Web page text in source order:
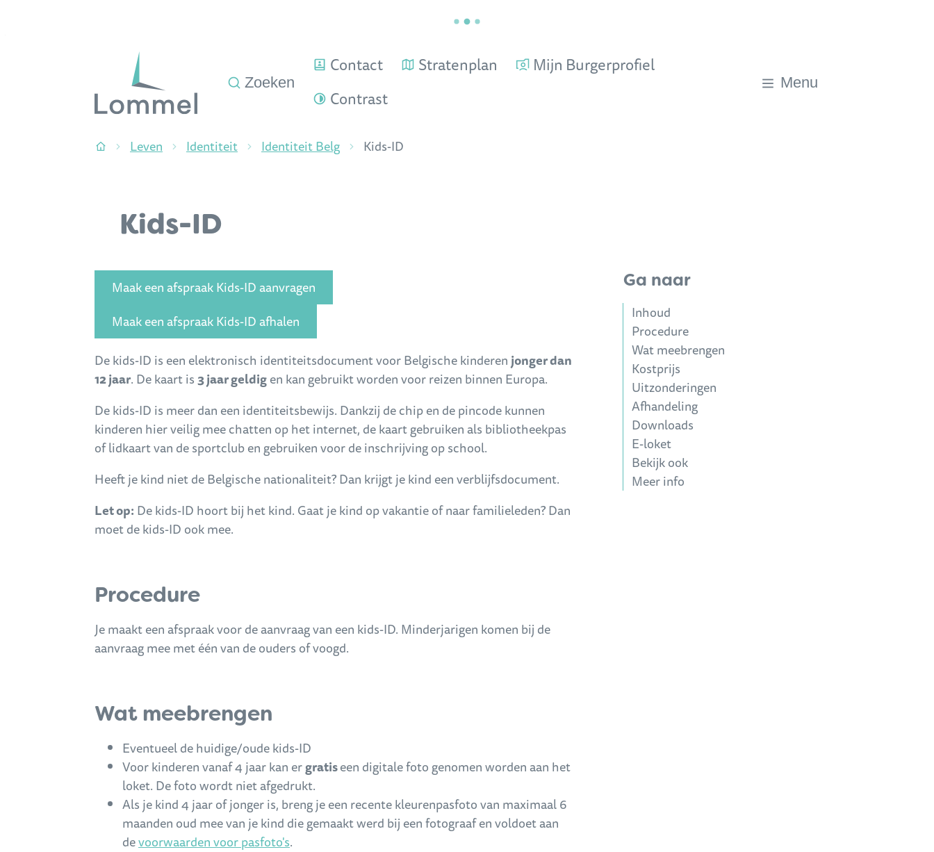
Naar inhoud
Stad Lommel
Zoeken
Contact Stratenplan
Mijn Burgerprofiel
Contrast
Menu
Startpagina
Leven Identiteit Identiteit Belg Kids-ID
Kids-ID
Ga naar
Inhoud
Procedure
Wat meebrengen
Kostprijs
Uitzonderingen
Afhandeling
Downloads
E-loket
Bekijk ook
Meer info
Maak een afspraak Kids-ID aanvragen
Maak een afspraak Kids-ID afhalen
Inhoud
De kids-ID is een elektronisch identiteitsdocument voor Belgische kinderen jonger dan
12 jaar. De kaart is3 jaar geldigen kan gebruikt worden voor reizen binnen Europa.
De kids-ID is meer dan een identiteitsbewijs. Dankzij de chip en de pincode kunnen
kinderen hier veilig mee chatten op het internet, de kaart gebruiken als bibliotheekpas
of lidkaart van de sportclub en gebruiken voor de inschrijving op school.
Heeft je kind niet de Belgische nationaliteit? Dan krijgt je kind een verblijfsdocument.
Let op: De kids-ID hoort bij het kind. Gaat je kind op vakantie of naar familieleden? Dan
moet de kids-ID ook mee.
Procedure
Je maakt een afspraak voor de aanvraag van een kids-ID. Minderjarigen komen bij de
aanvraag mee met één van de ouders of voogd.
Wat meebrengen
Eventueel de huidige/oude kids-ID
Voor kinderen vanaf 4 jaar kan ergratiseen digitale foto genomen worden aan het
loket. De foto wordt niet afgedrukt.
Als je kind 4 jaar of jonger is, breng je een recente kleurenpasfoto van maximaal 6
maanden oud mee van je kind die gemaakt werd bij een fotograaf en voldoet aan
devoorwaarden voor pasfoto's.